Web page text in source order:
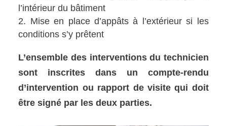
l’intérieur du bâtiment
Mise en place d’appâts à l’extérieur si les
conditions s’y prêtent
L’ensemble des interventions du technicien
sont inscrites dans un compte-rendu
d’intervention ou rapport de visite qui doit
être signé par les deux parties.